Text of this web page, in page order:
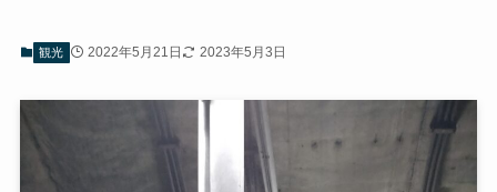
観光 2022年5月21日 2023年5月3日